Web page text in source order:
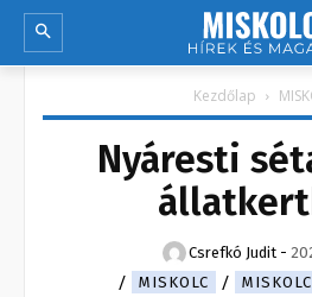
Kezdőlap
Nyáresti
Csrefkó Judit -
MISKOLC